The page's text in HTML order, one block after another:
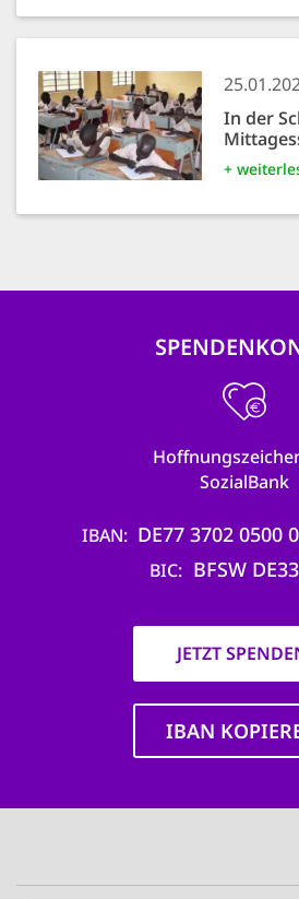
In der
+
SozialBank
IBAN DE77 3702 0500
BIC BFSW
JETZT
IBAN